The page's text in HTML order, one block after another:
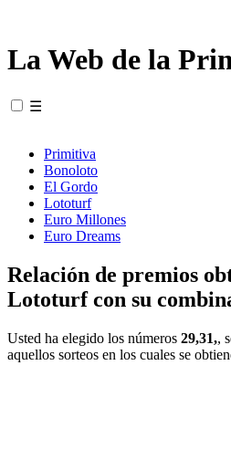
La Web de la
☰
Primitiva
Bonoloto
El Gordo
Lototurf
Euro Millones
Euro Dreams
Relación de premios
Lototurf con su
Usted ha elegido los números 29,31,,
aquellos sorteos en los cuales se